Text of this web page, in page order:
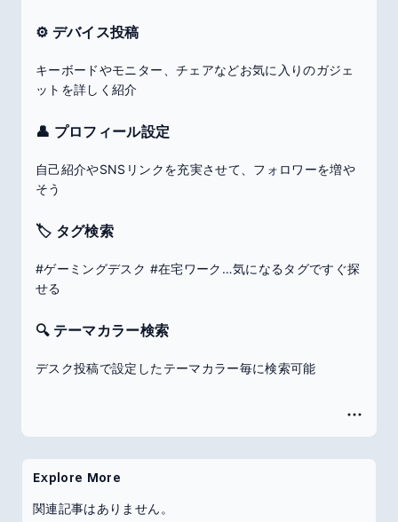
⚙️ デバイス投稿
キーボードやモニター、チェアなどお気に入りのガジェ
ットを詳しく紹介
👤 プロフィール設定
自己紹介やSNSリンクを充実させて、フォロワーを増や
そう
🏷️ タグ検索
#ゲーミングデスク #在宅ワーク…気になるタグですぐ探
せる
🔍 テーマカラー検索
デスク投稿で設定したテーマカラー毎に検索可能
Explore More
関連記事はありません。